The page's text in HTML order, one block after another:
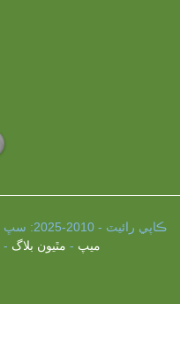
© ڪاپي رائيٽ - 2010-2025: سڀ حق محفوظ آهن.
ميپ - مٿيون بلاگ -